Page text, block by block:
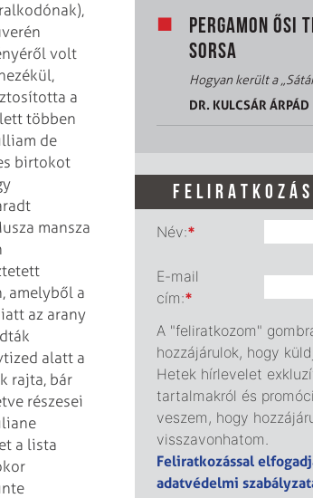
volt
a
többen
de
birtokot
mansza
amelyből a
az arany
alatt a
rajta, bár
részesei
a lista
PERGAMON ŐSI
SORSA
Hogyan került a
DR. KULCSÁR ÁRPÁD
Név:*
E-mail
cím:*
A "feliratkozom"
hozzájárulok, hogy
Hetek hírlevelet
tartalmakról és
veszem, hogy
visszavonhatom.
Feliratkozással
adatvédelmi